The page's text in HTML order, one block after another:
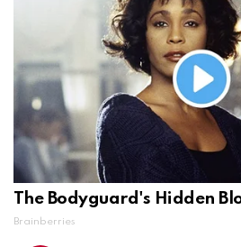
The Bodyguard's Hidden
Brainberries